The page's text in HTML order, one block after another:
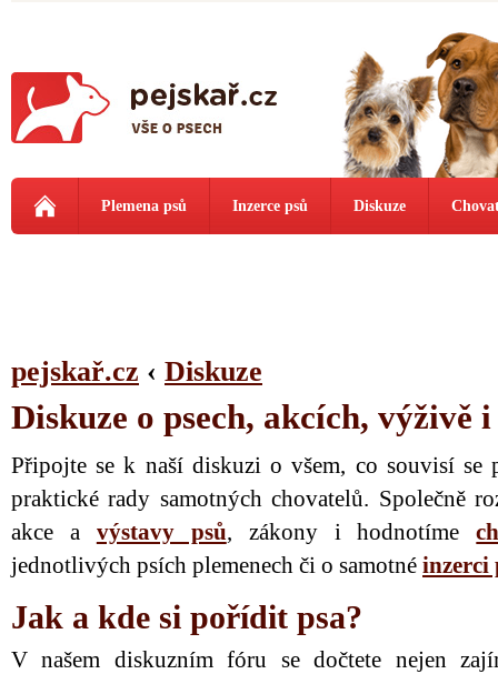
Plemena psů Inzerce psů Diskuze
pejskař.cz ‹ Diskuze
Diskuze o psech, akcích, výživě
Připojte se k naší diskuzi o všem, co souvisí se
praktické rady samotných chovatelů. Společně
akce a výstavy psů, zákony i hodnotíme
jednotlivých psích plemenech či o samotné inzerci
Jak a kde si pořídit psa?
V našem diskuzním fóru se dočtete nejen